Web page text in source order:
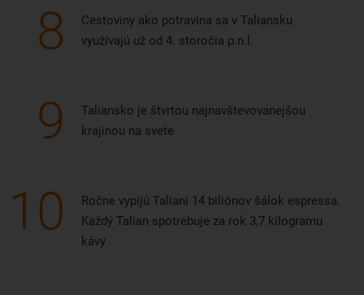
8
Cestoviny ako potravina sa v Taliansku
využívajú už od 4. storočia p.n.l.
9
Taliansko je štvrtou najnavštevovanejšou
krajinou na svete
10
Ročne vypijú Taliani 14 biliónov šálok espressa.
Každý Talian spotrebuje za rok 3,7 kilogramu
kávy